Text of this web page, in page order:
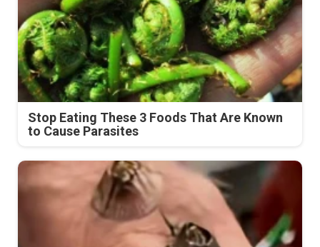
Stop Eating These 3 Foods That Are Known
to Cause Parasites